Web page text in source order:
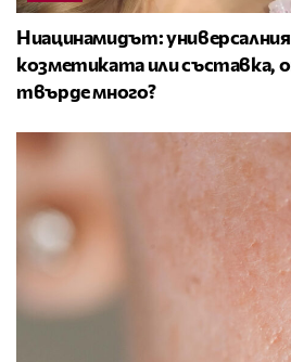
Ниацинамидът:
козметиката или съставка,
твърде много?